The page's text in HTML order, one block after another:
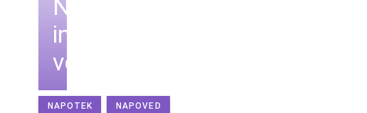
Napoved
in
vodstvo
NAPOTEK NAPOVED